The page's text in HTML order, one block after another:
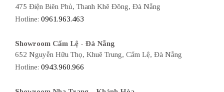
475 Điện Biên Phủ, Thanh Khê Đông, Đà Nẵng
Hotline: 0961.963.463
Showroom Cẩm Lệ - Đà Nẵng
652 Nguyễn Hữu Thọ, Khuê Trung, Cẩm Lệ, Đà Nẵng
Hotline: 0943.960.966